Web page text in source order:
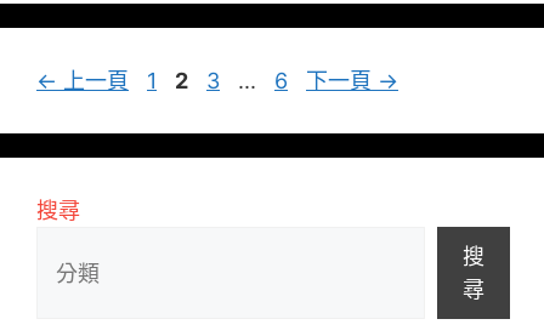
← 上一頁
頁
1
頁
2
頁
3 ...
頁
6 下一頁 →
搜尋
搜
尋